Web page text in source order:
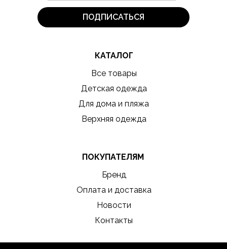
КАТАЛОГ
Детская одежда
Для дома и пляжа
Верхняя одежда
ПОКУПАТЕЛЯМ
Бренд
Оплата и доставка
Новости
ПОДПИСАТЬСЯ
Контакты
Все товары